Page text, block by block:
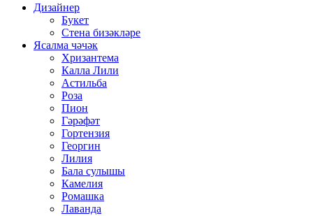
Дизайнер
Букет
Стена бизәкләре
Ясалма чәчәк
Хризантема
Калла Лили
Астильба
Роза
Пион
Гәрәфәт
Гортензия
Георгин
Лилия
Бала сулышы
Камелия
Ромашка
Лаванда